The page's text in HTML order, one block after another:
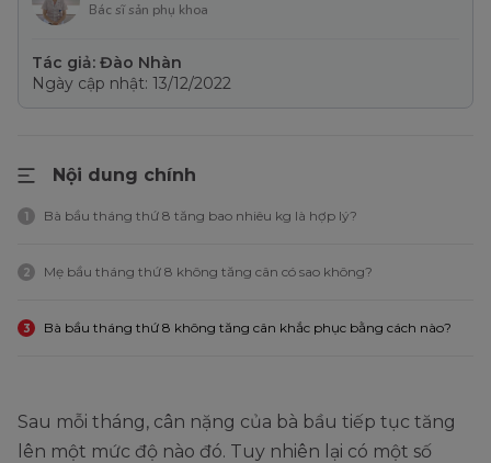
Bác sĩ sản phụ khoa
Tác giả: Đào Nhàn
Ngày cập nhật: 13/12/2022
Nội dung chính
1 Bà bầu tháng thứ 8 tăng bao nhiêu kg là hợp lý?
2 Mẹ bầu tháng thứ 8 không tăng cân có sao không?
3 Bà bầu tháng thứ 8 không tăng cân khắc phục bằng cách nào?
Sau mỗi tháng, cân nặng của bà bầu tiếp tục tăng
lên một mức độ nào đó. Tuy nhiên lại có một số